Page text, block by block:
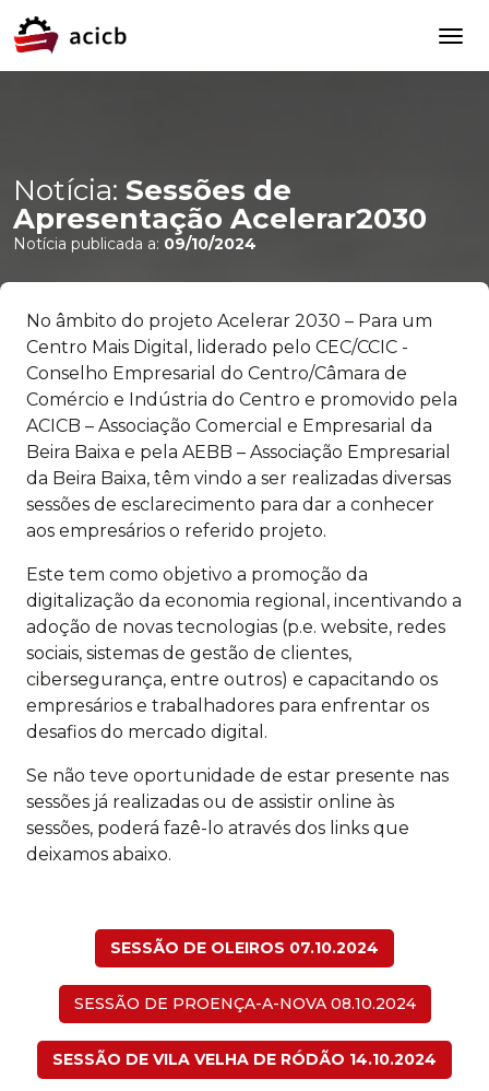
Notícia: Sessões de
Apresentação Acelerar2030
Notícia publicada a: 09/10/2024
No âmbito do projeto Acelerar 2030 – Para um
Centro Mais Digital, liderado pelo CEC/CCIC -
Conselho Empresarial do Centro/Câmara de
Comércio e Indústria do Centro e promovido pela
ACICB – Associação Comercial e Empresarial da
Beira Baixa e pela AEBB – Associação Empresarial
da Beira Baixa, têm vindo a ser realizadas diversas
sessões de esclarecimento para dar a conhecer
aos empresários o referido projeto.
Este tem como objetivo a promoção da
digitalização da economia regional, incentivando a
adoção de novas tecnologias (p.e. website, redes
sociais, sistemas de gestão de clientes,
cibersegurança, entre outros) e capacitando os
empresários e trabalhadores para enfrentar os
desafios do mercado digital.
Se não teve oportunidade de estar presente nas
sessões já realizadas ou de assistir online às
sessões, poderá fazê-lo através dos links que
deixamos abaixo.
SESSÃO DE OLEIROS 07.10.2024
SESSÃO DE PROENÇA-A-NOVA 08.10.2024
SESSÃO DE VILA VELHA DE RÓDÃO 14.10.2024